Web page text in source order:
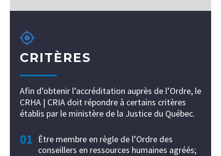
CRITÈRES
Afin d’obtenir l’accréditation auprès de l’Ordre, le
CRHA | CRIA doit répondre à certains critères
établis par le ministère de la Justice du Québec.
01
Être membre en règle de l’Ordre des
conseillers en ressources humaines agréés;